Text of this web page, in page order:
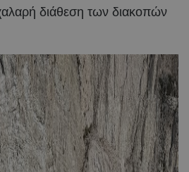
διάθεση των διακοπών